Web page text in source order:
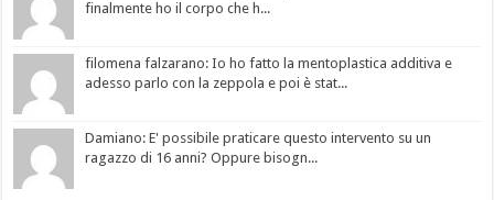
finalmente ho il corpo che h...
filomena falzarano: Io ho fatto la mentoplastica additiva e
adesso parlo con la zeppola e poi è stat...
Damiano: E' possibile praticare questo intervento su un
ragazzo di 16 anni? Oppure bisogn...